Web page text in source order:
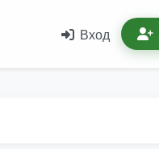
Вход